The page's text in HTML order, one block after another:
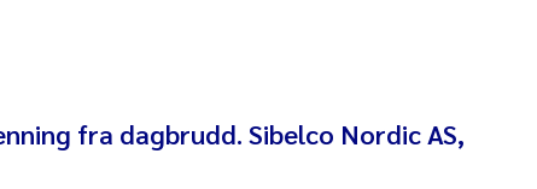
Nullstill
fra dagbrudd. Sibelco Nordic AS,